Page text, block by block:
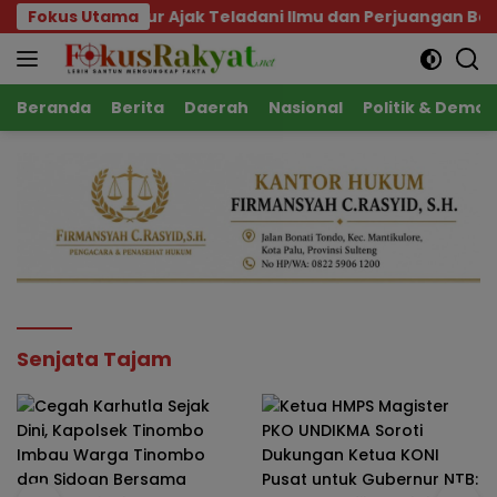
Langsung
ke
konten
Fokus Utama
Gubernur Ajak Teladani Ilmu dan Perjuangan Beliau
Beranda Berita Daerah Nasional Politik &
Senjata Tajam